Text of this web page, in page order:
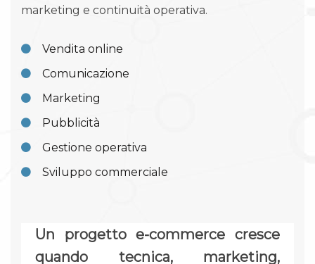
marketing e continuità operativa.
Vendita online
Comunicazione
Marketing
Pubblicità
Gestione operativa
Sviluppo commerciale
Un progetto e-commerce cresce
quando tecnica, marketing,